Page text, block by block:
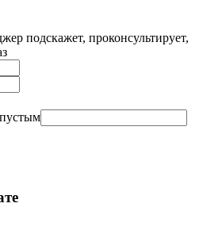
подскажет, проконсультирует,